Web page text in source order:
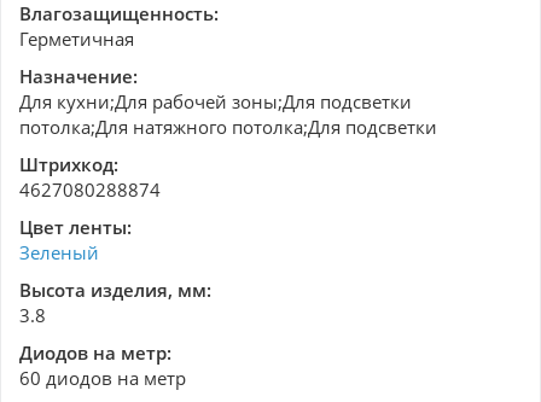
Влагозащищенность:
Герметичная
Назначение:
Для кухни;Для рабочей зоны;Для подсветки
потолка;Для натяжного потолка;Для подсветки
Штрихкод:
4627080288874
Цвет ленты:
Зеленый
Высота изделия, мм:
3.8
Диодов на метр:
60 диодов на метр